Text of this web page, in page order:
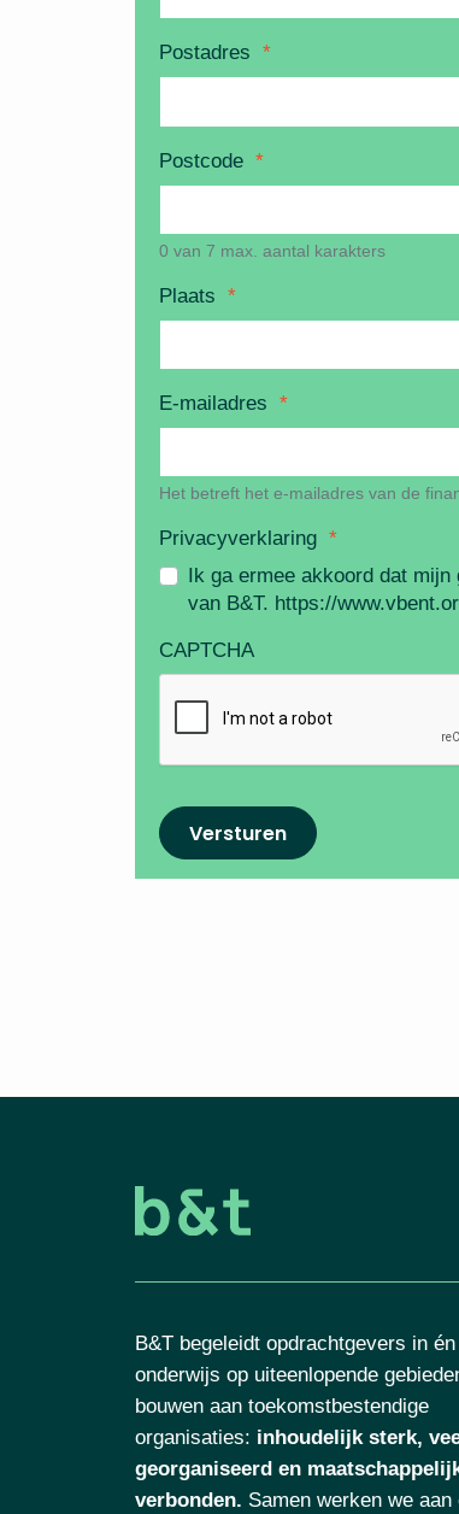
Postadres *
Postcode *
0 van 7 max. aantal karakters
Plaats *
E-mailadres *
Het betreft het e-mailadres van de
Privacyverklaring *
Ik ga ermee akkoord dat
van B&T. https://
CAPTCHA
Versturen
B&T begeleidt opdrachtgevers in
onderwijs op uiteenlopende
bouwen aan toekomstbestendige
organisaties: inhoudelijk sterk,
georganiseerd en
verbonden. Samen werken we aan